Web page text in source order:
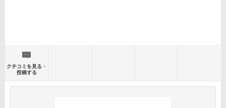
クチコミを見る・
投稿する